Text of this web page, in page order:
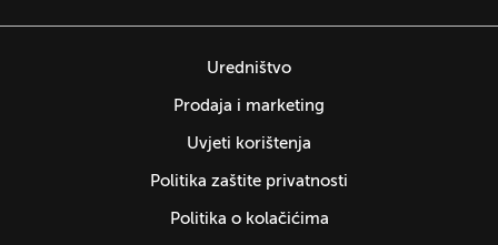
Uredništvo
Prodaja i marketing
Uvjeti korištenja
Politika zaštite privatnosti
Politika o kolačićima